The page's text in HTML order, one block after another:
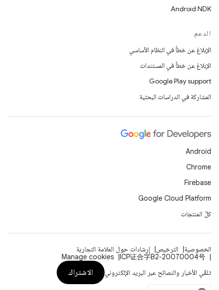
Android NDK
الدعم
الإبلاغ عن خطأ في النظام الأساسي
الإبلاغ عن خطأ في المستندات
Google Play support
المشاركة في الدراسات البحثية
Android
Chrome
Firebase
Google Cloud Platform
كلّ المنتجات
الخصوصية الترخيص
إرشادات حول العلامة التجارية
ICP证合字B2-20070004号
Manage cookies
تلقّي الأخبار والنصائح عبر البريد الإلكتروني
الاشتراك